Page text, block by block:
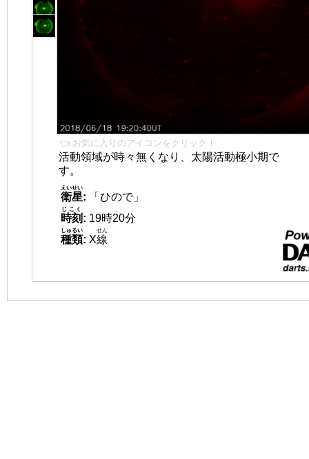
👈 お気に入りのアイコンをクリック！
活動領域が時々無くなり、太陽活動極小期で
す。
衛星
えいせい
:
「ひので」
時刻
じこく
: 19時20分
種類
しゅるい
: X線
せん